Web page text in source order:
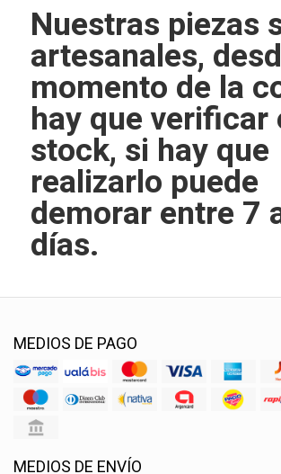
Nuestras piezas
artesanales,
momento de la
hay que verificar
stock, si hay que
realizarlo puede
demorar entre 7
días.
MEDIOS DE PAGO
MEDIOS DE ENVÍO